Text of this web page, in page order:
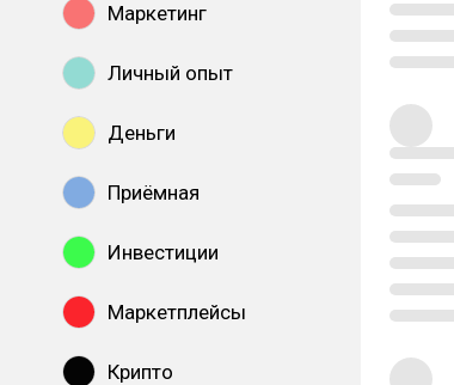
Маркетинг
Личный опыт
Деньги
Приёмная
Инвестиции
Маркетплейсы
Крипто